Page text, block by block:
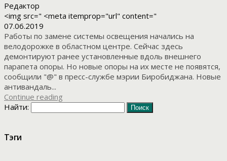
Редактор
<img src=" <meta itemprop="url" content="
07.06.2019
Работы по замене системы освещения начались на
велодорожке в областном центре. Сейчас здесь
демонтируют ранее установленные вдоль внешнего
парапета опоры. Но новые опоры на их месте не появятся,
сообщили "@" в пресс-службе мэрии Биробиджана. Новые
антивандаль...
Continue reading
Найти:
Тэги